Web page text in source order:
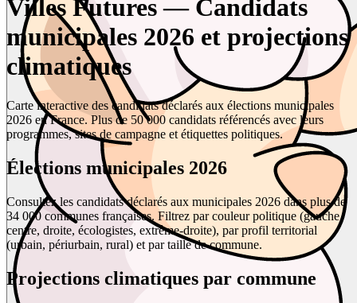
Villes Futures — Candidats
municipales 2026 et projections
climatiques
Carte interactive des candidats déclarés aux élections municipales
2026 en France. Plus de 50 000 candidats référencés avec leurs
programmes, sites de campagne et étiquettes politiques.
Élections municipales 2026
Consultez les candidats déclarés aux municipales 2026 dans plus de
34 000 communes françaises. Filtrez par couleur politique (gauche,
centre, droite, écologistes, extrême-droite), par profil territorial
(urbain, périurbain, rural) et par taille de commune.
Projections climatiques par commune